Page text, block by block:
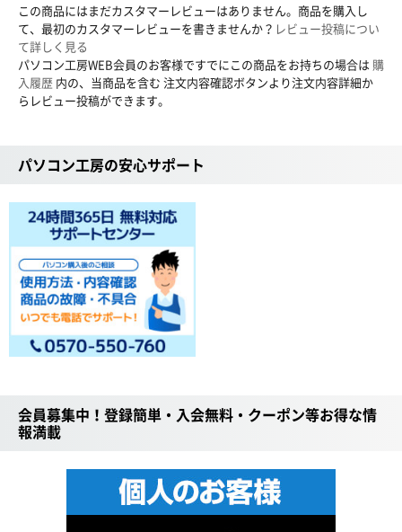
この商品にはまだカスタマーレビューはありません。商品を購入し
て、最初のカスタマーレビューを書きませんか？ レビュー投稿につい
て詳しく見る
パソコン工房WEB会員のお客様ですでにこの商品をお持ちの場合は 購
入履歴 内の、当商品を含む 注文内容確認ボタンより注文内容詳細か
らレビュー投稿ができます。
パソコン工房の安心サポート
会員募集中！登録簡単・入会無料・クーポン等お得な情
報満載